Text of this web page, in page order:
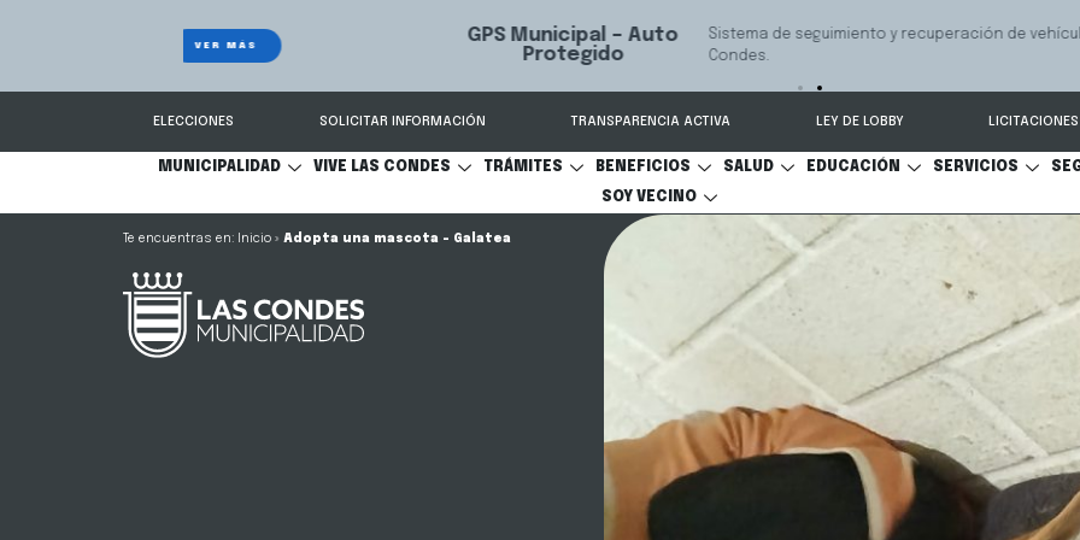
GPS Municipal – Auto
Protegido
Sistema de seguimiento y recuperación de vehículos, conectado 24/7 a Seguridad
ELECCIONES SOLICITAR INFORMACIÓN TRANSPARENCIA ACTIVA LEY DE LOBBY LICITACIONES
MUNICIPALIDAD VIVE LAS CONDES TRÁMITES BENEFICIOS SALUD EDUCACIÓN SERVICIOS
SOY VECINO
Inicio » Adopta una mascota – Galatea